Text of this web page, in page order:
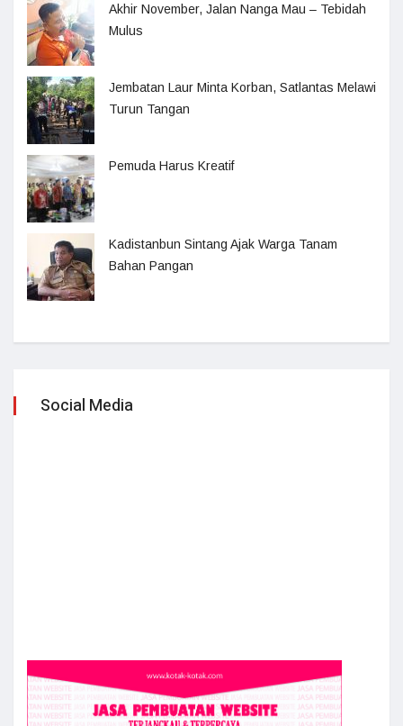
Akhir November, Jalan Nanga Mau – Tebidah
Mulus
Jembatan Laur Minta Korban, Satlantas Melawi
Turun Tangan
Pemuda Harus Kreatif
Kadistanbun Sintang Ajak Warga Tanam
Bahan Pangan
Social Media